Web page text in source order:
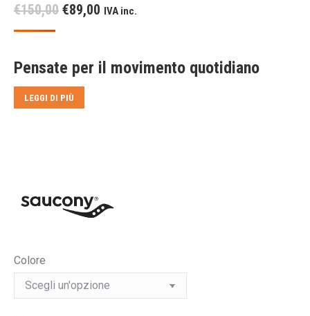
€150,00 Il
era:
€150,00.
€89,00 Il
è:
IVA inc.
Pensate per il movimento quotidiano
LEGGI DI PIÙ
Colore